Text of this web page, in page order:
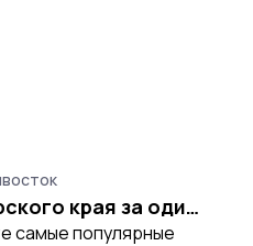
Поездка Юг Приморского края за один день
самые популярные